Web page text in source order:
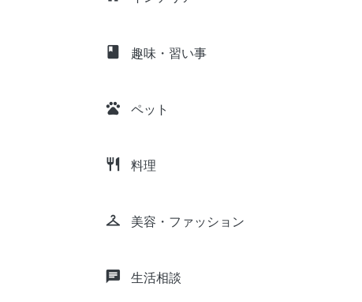
class 趣味・習い事
pets ペット
restaurant 料理
checkroom 美容・ファッション
chat 生活相談